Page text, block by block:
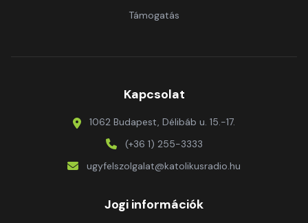
Támogatás
Kapcsolat
1062 Budapest, Délibáb u. 15.-17.
(+36 1) 255-3333
ugyfelszolgalat@katolikusradio.hu
Jogi információk